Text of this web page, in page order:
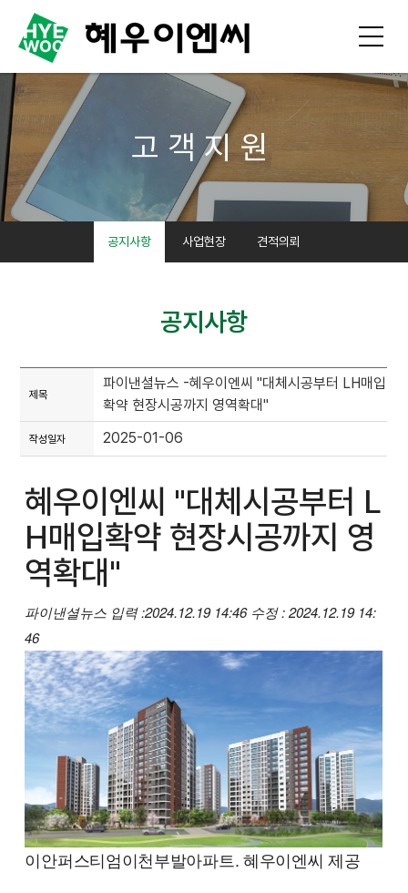
고객지원
공지사항 사업현장 견적의뢰
공지사항
제목
파이낸셜뉴스 -혜우이엔씨 "대체시공부터 LH매입
확약 현장시공까지 영역확대"
작성일자 2025-01-06
혜우이엔씨 "대체시공부터 L
H매입확약 현장시공까지 영
역확대"
파이낸셜뉴스 입력 :2024.12.19 14:46 수정 : 2024.12.19 14:
46
이안퍼스티엄이천부발아파트. 혜우이엔씨 제공